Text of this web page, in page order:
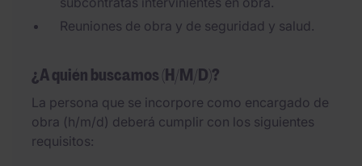
Reuniones de obra y de seguridad y salud.
¿A quién buscamos (H/M/D)?
La persona que se incorpore como encargado de
obra (h/m/d) deberá cumplir con los siguientes
requisitos: